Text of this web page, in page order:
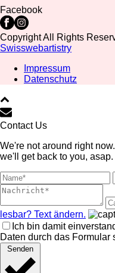
Facebook
Copyright All Rights
Swisswebartistry
Impressum
Datenschutz
Contact Us
We're not around right
we'll get back to you, asap.
lesbar? Text ändern.
Ich bin damit
Daten durch das Formular
Senden